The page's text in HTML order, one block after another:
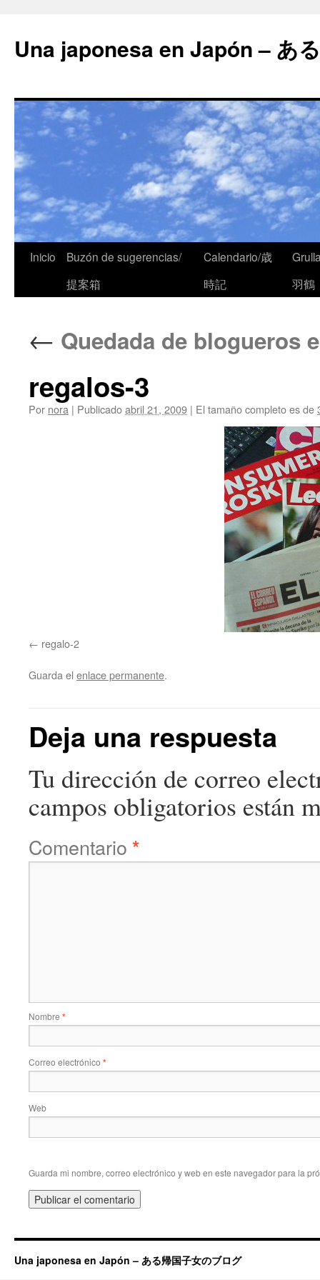
Una japonesa en Japón – あ
Inicio
Buzón de sugerencias/
提案箱
Calendario/歳
時記
羽鶴
← Quedada de blogueros
regalos-3
Por nora | Publicadoabril 21, 2009 | El tamaño completo es de
regalo-2
Guarda el enlace permanente.
Deja una respuesta
Tu dirección de correo
campos obligatorios están
Comentario *
Nombre *
Correo electrónico *
Web
Guarda mi nombre, correo electrónico y web en este navegador para la
Una japonesa en Japón – ある帰国子女のブログ